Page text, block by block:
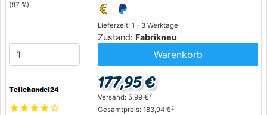
(97 %)
Lieferzeit: 1 - 3 Werktage
Zustand: Fabrikneu
Warenkorb
starstarstarstarstar_outline
177,95 €
Versand: 5,99 €2
Gesamtpreis: 183,94 €2